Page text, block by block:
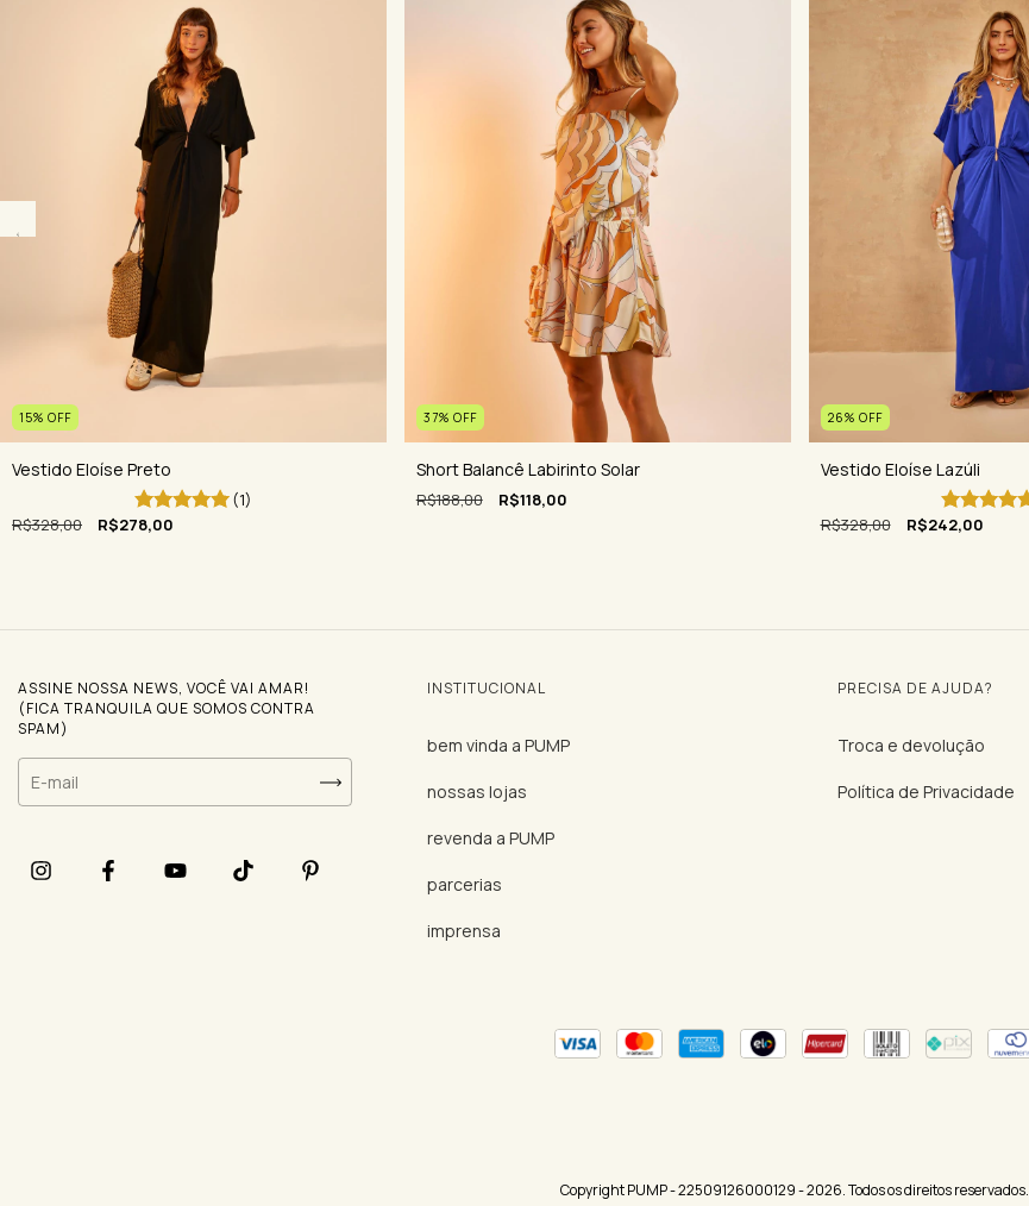
15% OFF
Vestido Eloíse Preto
(1)
R$328,00
R$278,00
37% OFF
Short Balancê Labirinto Solar
R$188,00 R$118,00
26% OFF
Vestido Eloíse Lazúli
R$328,00
R$242,00
ASSINE NOSSA NEWS, VOCÊ VAI AMAR!
(FICA TRANQUILA QUE SOMOS CONTRA
SPAM)
INSTITUCIONAL
bem vinda a PUMP
nossas lojas
revenda a PUMP
parcerias
imprensa
PRECISA DE AJUDA?
Troca e devolução
Política de Privacidade
Copyright PUMP - 22509126000129 - 2026. Todos os direitos reservados.